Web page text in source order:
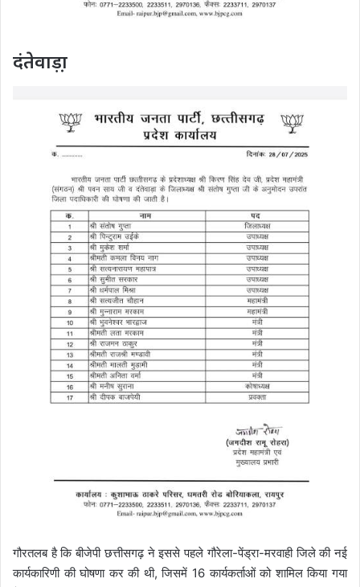
दंतेवाड़ा़
गौरतलब है कि बीजेपी छत्तीसगढ़ ने इससे पहले गौरेला-पेंड्रा-मरवाही जिले की नई
कार्यकारिणी की घोषणा कर की थी, जिसमें 16 कार्यकर्ताओं को शामिल किया गया